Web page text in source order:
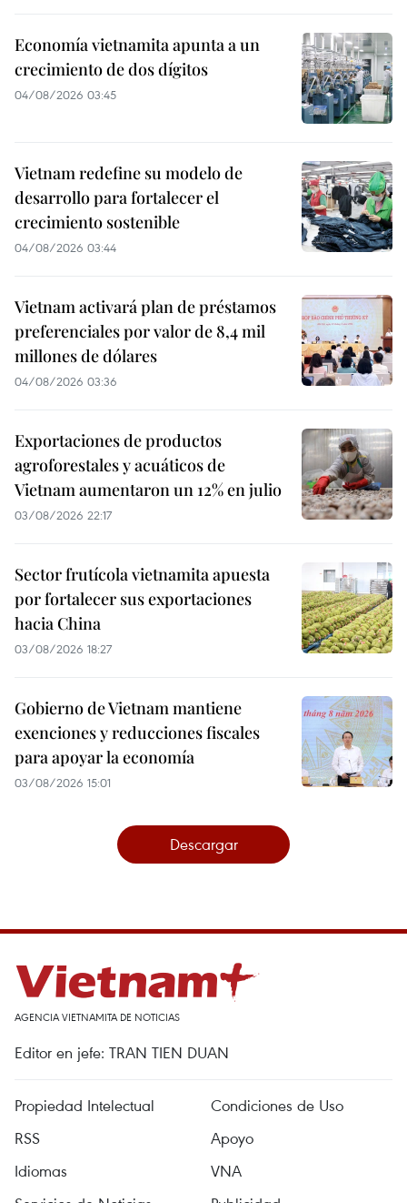
Economía vietnamita apunta a un
crecimiento de dos dígitos
04/08/2026 03:45
Vietnam redefine su modelo de
desarrollo para fortalecer el
crecimiento sostenible
04/08/2026 03:44
Vietnam activará plan de préstamos
preferenciales por valor de 8,4 mil
millones de dólares
04/08/2026 03:36
Exportaciones de productos
agroforestales y acuáticos de
Vietnam aumentaron un 12% en julio
03/08/2026 22:17
Sector frutícola vietnamita apuesta
por fortalecer sus exportaciones
hacia China
03/08/2026 18:27
Gobierno de Vietnam mantiene
exenciones y reducciones fiscales
para apoyar la economía
03/08/2026 15:01
Descargar
AGENCIA VIETNAMITA DE NOTICIAS
Editor en jefe: TRAN TIEN DUAN
Propiedad Intelectual
Condiciones de Uso
RSS
Apoyo
Idiomas
VNA